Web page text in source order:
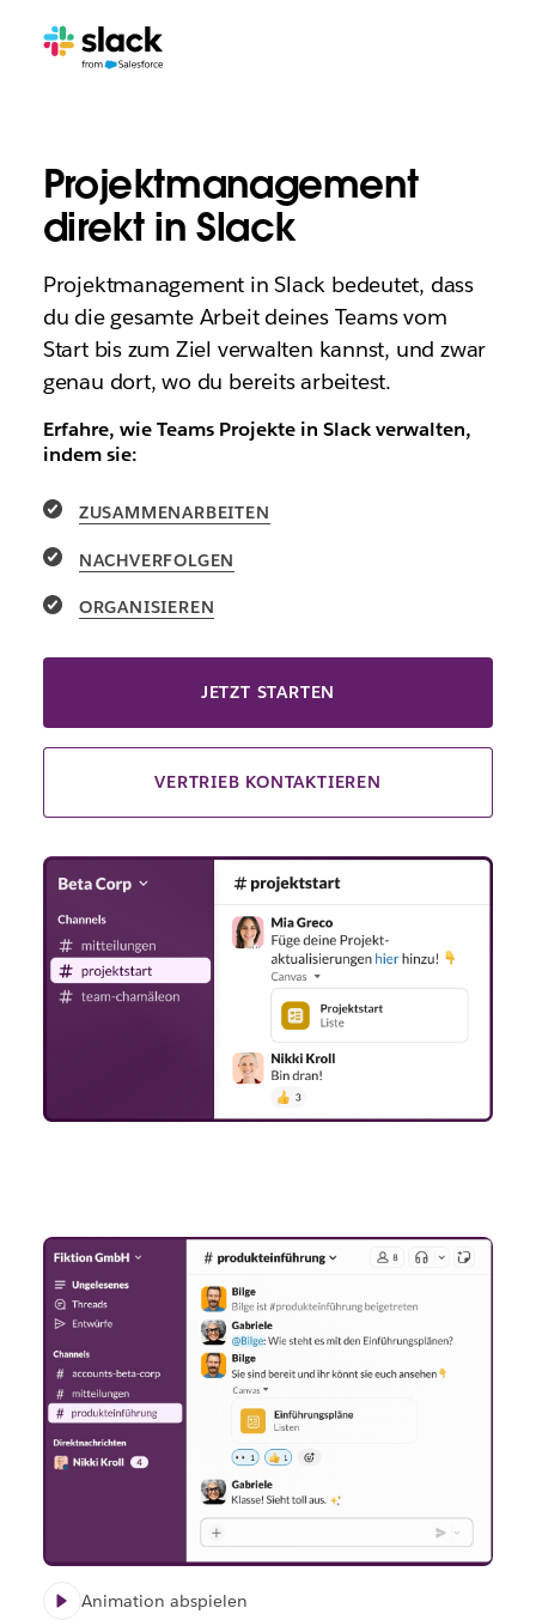
Projektmanagement
direkt in Slack
Projektmanagement in Slack bedeutet, dass
du die gesamte Arbeit deines Teams vom
Start bis zum Ziel verwalten kannst, und zwar
genau dort, wo du bereits arbeitest.
Erfahre, wie Teams Projekte in Slack verwalten,
indem sie:
ZUSAMMENARBEITEN
NACHVERFOLGEN
ORGANISIEREN
JETZT STARTEN
VERTRIEB KONTAKTIEREN
Animation abspielen